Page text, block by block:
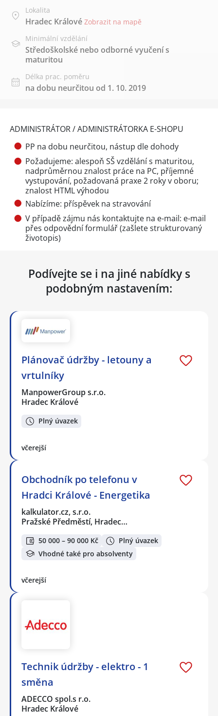
Lokalita
Hradec Králové Zobrazit na mapě
Minimální vzdělání
Středoškolské nebo odborné vyučení s
maturitou
Délka prac. poměru
na dobu neurčitou od 1. 10. 2019
ADMINISTRÁTOR / ADMINISTRÁTORKA E-SHOPU
PP na dobu neurčitou, nástup dle dohody
Požadujeme: alespoň SŠ vzdělání s maturitou,
nadprůměrnou znalost práce na PC, příjemné
vystupování, požadovaná praxe 2 roky v oboru;
znalost HTML výhodou
Nabízíme: příspěvek na stravování
V případě zájmu nás kontaktujte na e-mail: e-mail
přes odpovědní formulář(zašlete strukturovaný
životopis)
Podívejte se i na jiné nabídky s
podobným nastavením:
Plánovač údržby - letouny a
vrtulníky
ManpowerGroup s.r.o.
Hradec Králové
Plný úvazek
včerejší
Obchodník po telefonu v
Hradci Králové - Energetika
kalkulator.cz, s.r.o.
Pražské Předměstí, Hradec…
50 000 – 90 000 Kč
Plný úvazek
Vhodné také pro absolventy
včerejší
Technik údržby - elektro - 1
směna
ADECCO spol.s r.o.
Hradec Králové